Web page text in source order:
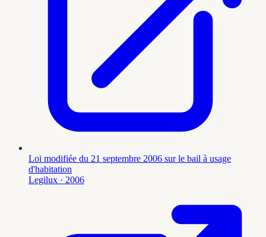
Loi modifiée du 21 septembre 2006 sur le bail à usage
d'habitation
Legilux · 2006